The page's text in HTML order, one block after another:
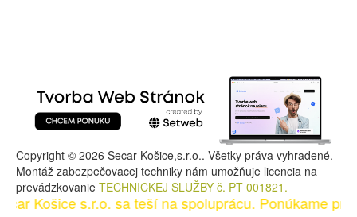
Copyright © 2026 Secar Košice,s.r.o.. Všetky práva vyhradené.
Montáž zabezpečovacej techniky nám umožňuje licencia na
prevádzkovanie TECHNICKEJ SLUŽBY č. PT 001821.
Košice s.r.o. sa teší na spoluprácu. Ponúkame